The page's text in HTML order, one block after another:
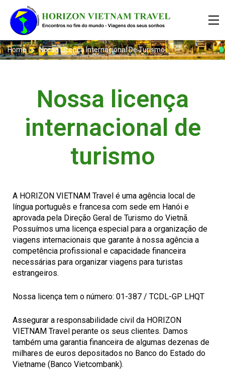
Home Nossa Licença Internacional De Turismo
Nossa licença
internacional de
turismo
A HORIZON VIETNAM Travel é uma agência local de
língua português e francesa com sede em Hanói e
aprovada pela Direção Geral de Turismo do Vietnã.
Possuímos uma licença especial para a organização de
viagens internacionais que garante à nossa agência a
competência profissional e capacidade financeira
necessárias para organizar viagens para turistas
estrangeiros.
Nossa licença tem o número: 01-387 / TCDL-GP LHQT
Assegurar a responsabilidade civil da HORIZON
VIETNAM Travel perante os seus clientes. Damos
também uma garantia financeira de algumas dezenas de
milhares de euros depositados no Banco do Estado do
Vietname (Banco Vietcombank).